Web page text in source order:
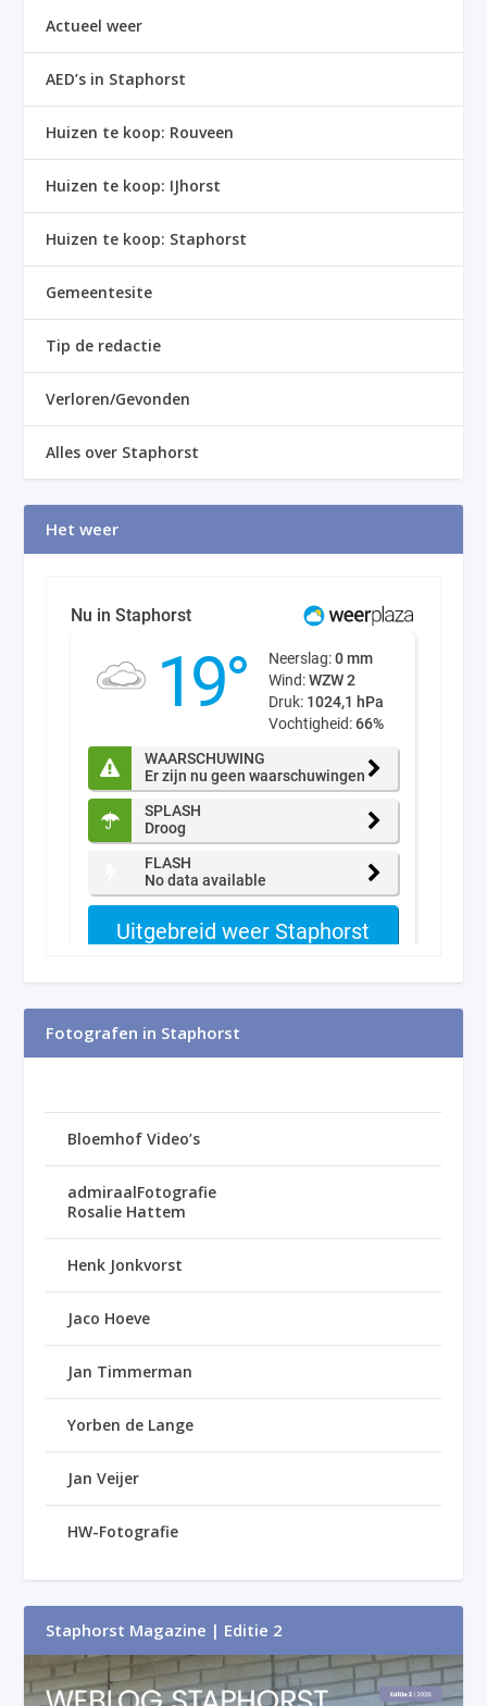
Actueel weer
AED’s in Staphorst
Huizen te koop: Rouveen
Huizen te koop: IJhorst
Huizen te koop: Staphorst
Gemeentesite
Tip de redactie
Verloren/Gevonden
Alles over Staphorst
Het weer
Fotografen in Staphorst
Bloemhof Video’s
admiraalFotografie
Rosalie Hattem
Henk Jonkvorst
Jaco Hoeve
Jan Timmerman
Yorben de Lange
Jan Veijer
HW-Fotografie
Staphorst Magazine | Editie 2